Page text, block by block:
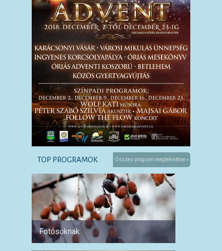
TOP PROGRAMOK Összes program megtekintése »
Fotósoknak